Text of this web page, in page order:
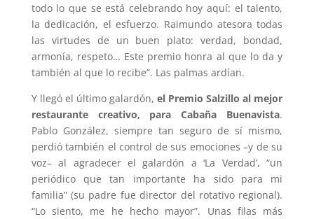
todo lo que se está celebrando hoy aquí: el talento,
la dedicación, el esfuerzo. Raimundo atesora todas
las virtudes de un buen plato: verdad, bondad,
armonía, respeto… Este premio honra al que lo da y
también al que lo recibe”. Las palmas ardían.
Y llegó el último galardón,el Premio Salzillo al mejor
restaurante creativo, para Cabaña Buenavista.
Pablo González, siempre tan seguro de sí mismo,
perdió también el control de sus emociones –y de su
voz– al agradecer el galardón a ‘La Verdad’, “un
periódico que tan importante ha sido para mi
familia” (su padre fue director del rotativo regional).
“Lo siento, me he hecho mayor”. Unas filas más